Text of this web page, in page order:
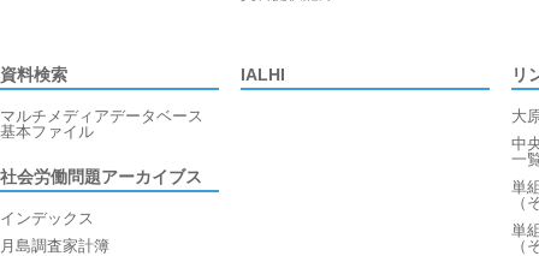
資料検索
マルチメディアデータベース
基本ファイル
社会労働問題アーカイブス
インデックス
月島調査家計簿
IALHI リ
大
中
一
単
（
単
（